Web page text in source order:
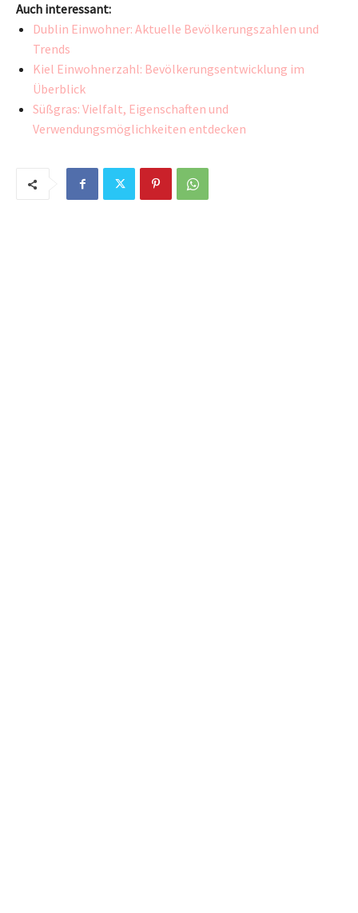
Auch interessant:
Dublin Einwohner: Aktuelle Bevölkerungszahlen und
Trends
Kiel Einwohnerzahl: Bevölkerungsentwicklung im
Überblick
Süßgras: Vielfalt, Eigenschaften und
Verwendungsmöglichkeiten entdecken